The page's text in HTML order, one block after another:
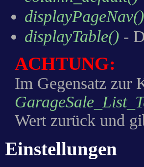
displayPageNav()
displayTable() -
ACHTUNG:
Im Gegensatz zur
Wert zurück und
Einstellungen